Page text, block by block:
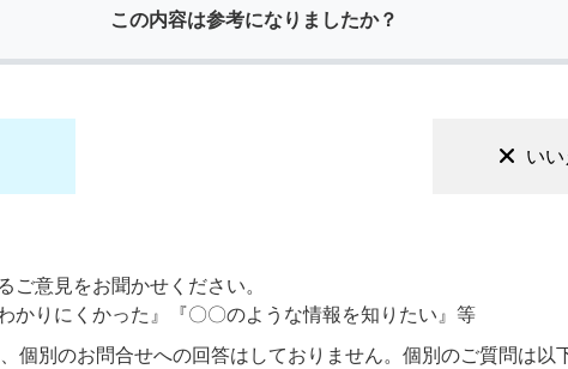
この内容は参考になりましたか？
いい
ご意見をお聞かせください。
かりにくかった』『〇〇のような情報を知りたい』等
個別のお問合せへの回答はしておりません。個別のご質問は以